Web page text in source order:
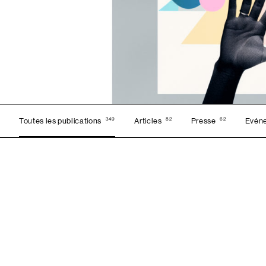
Toutes les publications 349 Articles 82 Presse 62